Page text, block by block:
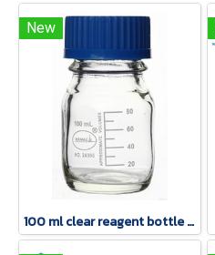
New
100 ml clear reagent bottle with scale and blue cap(copy)